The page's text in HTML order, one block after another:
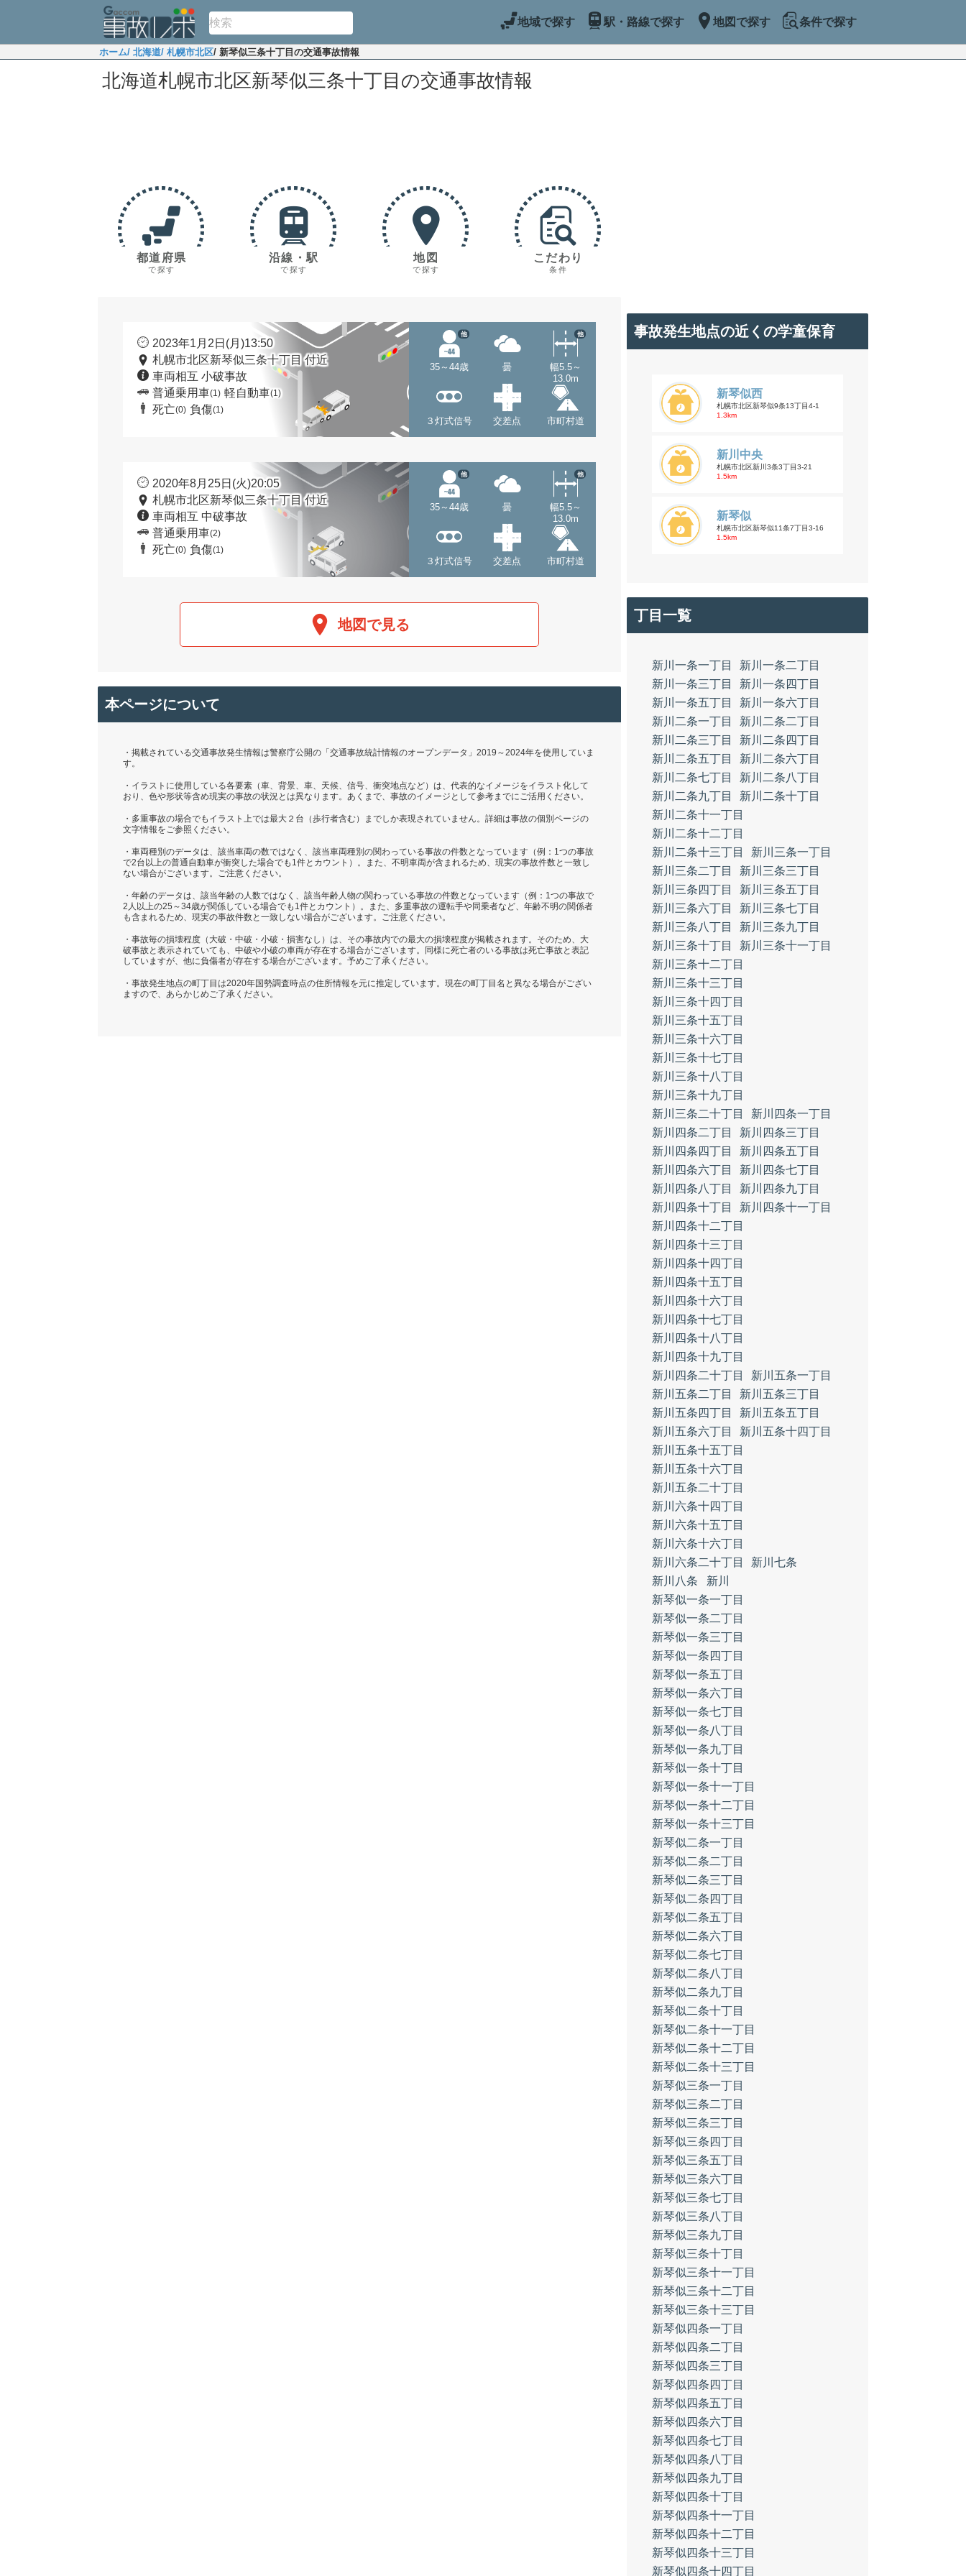
地域で探す 駅・路線で探す 地図で探す 条件で探す
ホーム/ 北海道/ 札幌市北区/ 新琴似三条十丁目の交通事故情報
北海道札幌市北区新琴似三条十丁目の交通事故情報
都道府県
で探す
沿線・駅
で探す
地図
で探す
こだわり
条件
2023年1月2日(月)13:50
札幌市北区新琴似三条十丁目 付近
車両相互 小破事故
普通乗用車(1) 軽自動車(1)
死亡(0) 負傷(1)
35～44歳
他
曇
幅5.5～
13.0m
他
３灯式信号 交差点 市町村道
2020年8月25日(火)20:05
札幌市北区新琴似三条十丁目 付近
車両相互 中破事故
普通乗用車(2)
死亡(0) 負傷(1)
35～44歳
他
曇
幅5.5～
13.0m
他
３灯式信号 交差点 市町村道
地図で見る
本ページについて
・掲載されている交通事故発生情報は警察庁公開の「交通事故統計情報のオープンデータ」2019～2024年を使用していま
す。
・イラストに使用している各要素（車、背景、車、天候、信号、衝突地点など）は、代表的なイメージをイラスト化して
おり、色や形状等含め現実の事故の状況とは異なります。あくまで、事故のイメージとして参考までにご活用ください。
・多重事故の場合でもイラスト上では最大２台（歩行者含む）までしか表現されていません。詳細は事故の個別ページの
文字情報をご参照ください。
・車両種別のデータは、該当車両の数ではなく、該当車両種別の関わっている事故の件数となっています（例：1つの事故
で2台以上の普通自動車が衝突した場合でも1件とカウント）。また、不明車両が含まれるため、現実の事故件数と一致し
ない場合がございます。ご注意ください。
・年齢のデータは、該当年齢の人数ではなく、該当年齢人物の関わっている事故の件数となっています（例：1つの事故で
2人以上の25～34歳が関係している場合でも1件とカウント）。また、多重事故の運転手や同乗者など、年齢不明の関係者
も含まれるため、現実の事故件数と一致しない場合がございます。ご注意ください。
・事故毎の損壊程度（大破・中破・小破・損害なし）は、その事故内での最大の損壊程度が掲載されます。そのため、大
破事故と表示されていても、中破や小破の車両が存在する場合がございます。同様に死亡者のいる事故は死亡事故と表記
していますが、他に負傷者が存在する場合がございます。予めご了承ください。
・事故発生地点の町丁目は2020年国勢調査時点の住所情報を元に推定しています。現在の町丁目名と異なる場合がござい
ますので、あらかじめご了承ください。
事故発生地点の近くの学童保育
新琴似西
札幌市北区新琴似9条13丁目4-1
1.3km
新川中央
札幌市北区新川3条3丁目3-21
1.5km
新琴似
札幌市北区新琴似11条7丁目3-16
1.5km
丁目一覧
新川一条一丁目
新川一条二丁目
新川一条三丁目
新川一条四丁目
新川一条五丁目
新川一条六丁目
新川二条一丁目
新川二条二丁目
新川二条三丁目
新川二条四丁目
新川二条五丁目
新川二条六丁目
新川二条七丁目
新川二条八丁目
新川二条九丁目
新川二条十丁目
新川二条十一丁目
新川二条十二丁目
新川二条十三丁目
新川三条一丁目
新川三条二丁目
新川三条三丁目
新川三条四丁目
新川三条五丁目
新川三条六丁目
新川三条七丁目
新川三条八丁目
新川三条九丁目
新川三条十丁目
新川三条十一丁目
新川三条十二丁目
新川三条十三丁目
新川三条十四丁目
新川三条十五丁目
新川三条十六丁目
新川三条十七丁目
新川三条十八丁目
新川三条十九丁目
新川三条二十丁目
新川四条一丁目
新川四条二丁目
新川四条三丁目
新川四条四丁目
新川四条五丁目
新川四条六丁目
新川四条七丁目
新川四条八丁目
新川四条九丁目
新川四条十丁目
新川四条十一丁目
新川四条十二丁目
新川四条十三丁目
新川四条十四丁目
新川四条十五丁目
新川四条十六丁目
新川四条十七丁目
新川四条十八丁目
新川四条十九丁目
新川四条二十丁目
新川五条一丁目
新川五条二丁目
新川五条三丁目
新川五条四丁目
新川五条五丁目
新川五条六丁目
新川五条十四丁目
新川五条十五丁目
新川五条十六丁目
新川五条二十丁目
新川六条十四丁目
新川六条十五丁目
新川六条十六丁目
新川六条二十丁目
新川七条
新川八条
新川
新琴似一条一丁目
新琴似一条二丁目
新琴似一条三丁目
新琴似一条四丁目
新琴似一条五丁目
新琴似一条六丁目
新琴似一条七丁目
新琴似一条八丁目
新琴似一条九丁目
新琴似一条十丁目
新琴似一条十一丁目
新琴似一条十二丁目
新琴似一条十三丁目
新琴似二条一丁目
新琴似二条二丁目
新琴似二条三丁目
新琴似二条四丁目
新琴似二条五丁目
新琴似二条六丁目
新琴似二条七丁目
新琴似二条八丁目
新琴似二条九丁目
新琴似二条十丁目
新琴似二条十一丁目
新琴似二条十二丁目
新琴似二条十三丁目
新琴似三条一丁目
新琴似三条二丁目
新琴似三条三丁目
新琴似三条四丁目
新琴似三条五丁目
新琴似三条六丁目
新琴似三条七丁目
新琴似三条八丁目
新琴似三条九丁目
新琴似三条十丁目
新琴似三条十一丁目
新琴似三条十二丁目
新琴似三条十三丁目
新琴似四条一丁目
新琴似四条二丁目
新琴似四条三丁目
新琴似四条四丁目
新琴似四条五丁目
新琴似四条六丁目
新琴似四条七丁目
新琴似四条八丁目
新琴似四条九丁目
新琴似四条十丁目
新琴似四条十一丁目
新琴似四条十二丁目
新琴似四条十三丁目
新琴似四条十四丁目